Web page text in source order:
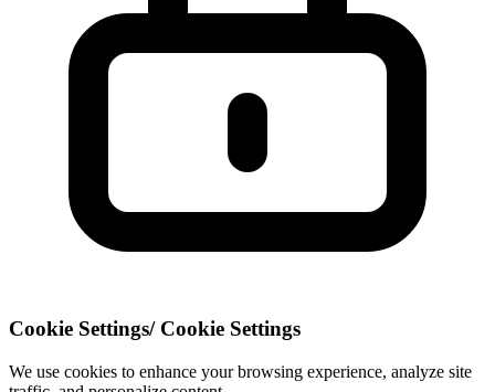
Cookie Settings/ Cookie Settings
We use cookies to enhance your browsing experience, analyze site